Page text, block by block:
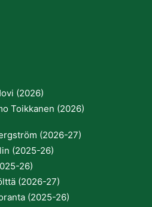
(2026)
Toikkanen (2026)
(2026-27)
(2025-26)
26)
(2026-27)
(2025-26)